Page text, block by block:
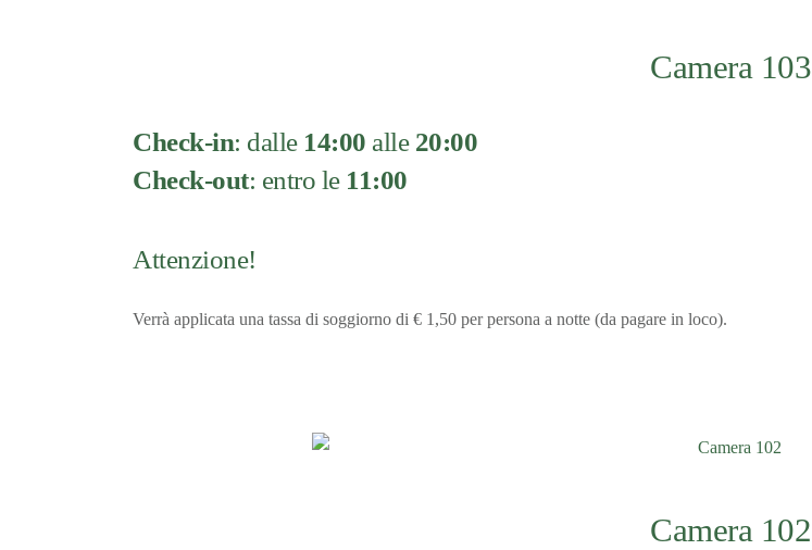
Camera 103
Check-in: dalle 14:00 alle 20:00
Check-out: entro le 11:00
Attenzione!
Verrà applicata una tassa di soggiorno di € 1,50 per persona a notte (da pagare in loco).
Camera 102